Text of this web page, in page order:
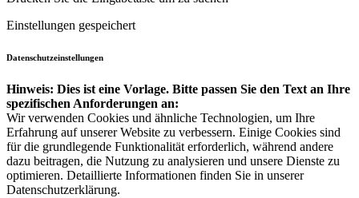
Einstellungen gespeichert
Datenschutzeinstellungen
Hinweis: Dies ist eine Vorlage. Bitte passen Sie den Text an Ihre
spezifischen Anforderungen an:
Wir verwenden Cookies und ähnliche Technologien, um Ihre
Erfahrung auf unserer Website zu verbessern. Einige Cookies sind
für die grundlegende Funktionalität erforderlich, während andere
dazu beitragen, die Nutzung zu analysieren und unsere Dienste zu
optimieren. Detaillierte Informationen finden Sie in unserer
Datenschutzerklärung.